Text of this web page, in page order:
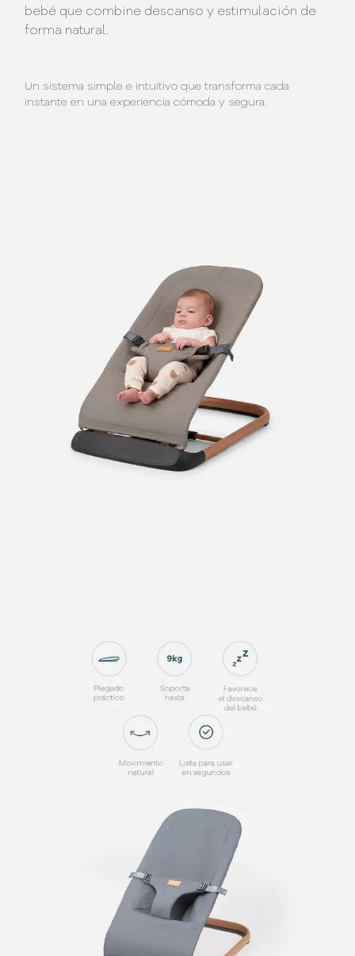
bebé que combine descanso y estimulación de
forma natural.
Un sistema simple e intuitivo que transforma cada
instante en una experiencia cómoda y segura.